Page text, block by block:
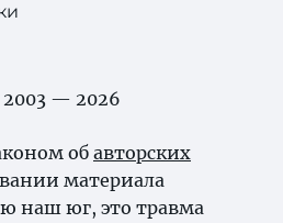
2003 — 2026
об авторских
материала
наш юг, это травма